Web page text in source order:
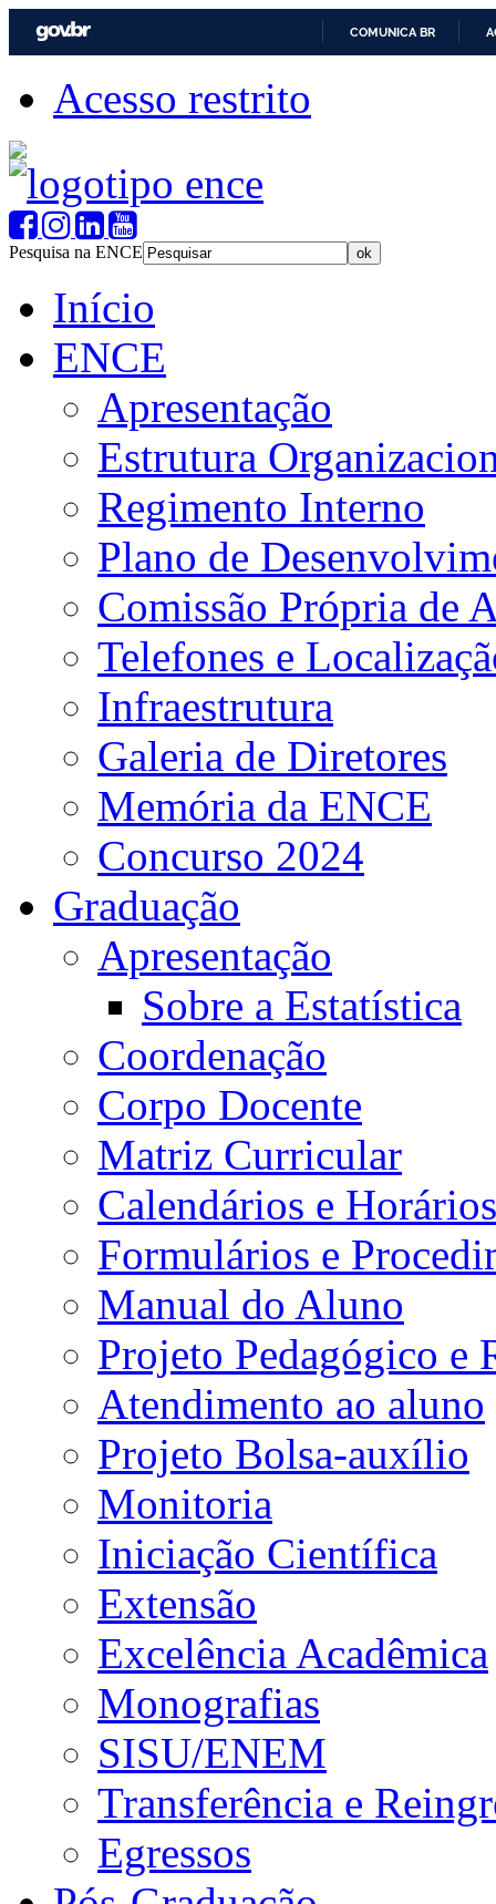
COMUNICA BR
Acesso restrito
Pesquisa na ENCE
Início
ENCE
Apresentação
Estrutura
Regimento Interno
Plano de
Comissão Própria de
Telefones e
Infraestrutura
Galeria de Diretores
Memória da ENCE
Concurso 2024
Graduação
Apresentação
Sobre a Estatística
Coordenação
Corpo Docente
Matriz Curricular
Calendários e Horários
Formulários e
Manual do Aluno
Projeto Pedagógico e
Atendimento ao aluno
Projeto Bolsa-auxílio
Monitoria
Iniciação Científica
Extensão
Excelência Acadêmica
Monografias
SISU/ENEM
Transferência e
Egressos